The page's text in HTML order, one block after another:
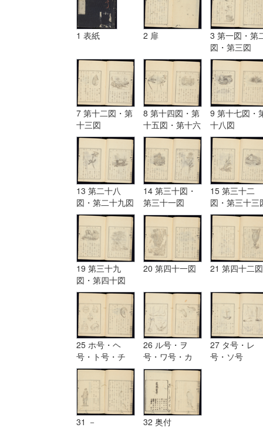
1 表紙 2 扉
3 第一図・第
図・第三図
7 第十二図・第
十三図
8 第十四図・第
十五図・第十六
図
9 第十七図・
十八図
13 第二十八
図・第二十九図
14 第三十図・
第三十一図
15 第三十二
図・第三十三
19 第三十九
図・第四十図
20 第四十一図 21 第四十二図
25 ホ号・ヘ
号・ト号・チ
号・リ号・ヌ号
26 ル号・ヲ
号・ワ号・カ
号・ヨ号
27 タ号・レ
号・ソ号
31 － 32 奥付